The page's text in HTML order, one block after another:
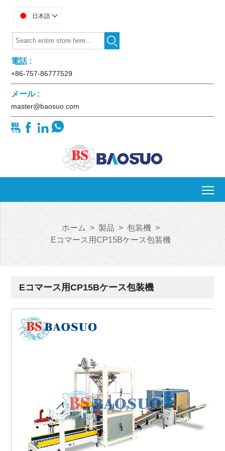
日本語 

電話 :
+86-757-86777529
メール :
master@baosuo.com
   
ホーム > 製品 > 包装機 >
Eコマース用CP15Bケース包装機
Eコマース用CP15Bケース包装機